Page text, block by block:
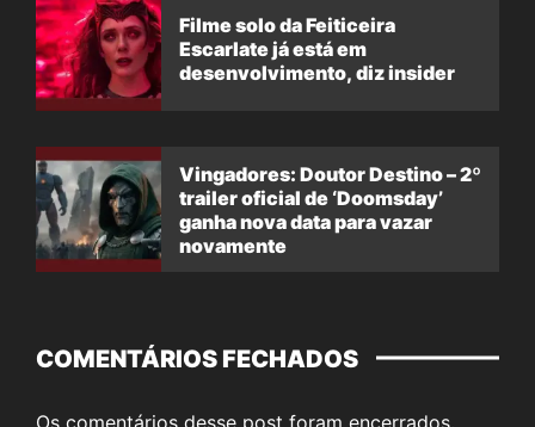
Filme solo da Feiticeira
Escarlate já está em
desenvolvimento, diz insider
Vingadores: Doutor Destino – 2º
trailer oficial de ‘Doomsday’
ganha nova data para vazar
novamente
COMENTÁRIOS FECHADOS